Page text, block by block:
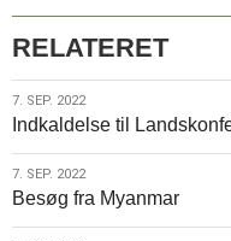
en
tom,
afrikansk
kirke
RELATERET
7.
sep.
2022
7. SEP. 2022
Indkaldelse til
7.
sep.
2022
7. SEP. 2022
Besøg fra Myanmar